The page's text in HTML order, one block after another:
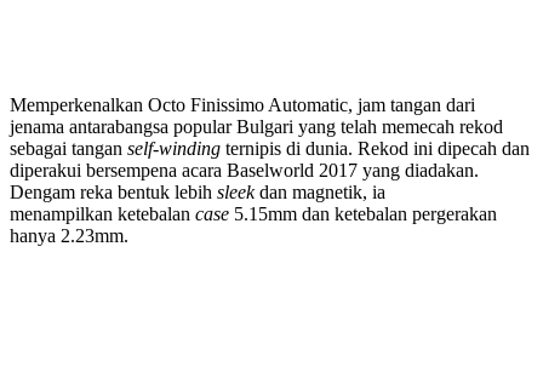
Memperkenalkan Octo Finissimo Automatic, jam tangan dari
jenama antarabangsa popular Bulgari yang telah memecah rekod
sebagai tangan self-winding ternipis di dunia. Rekod ini dipecah dan
diperakui bersempena acara Baselworld 2017 yang diadakan.
Dengam reka bentuk lebih sleekdan magnetik, ia
menampilkan ketebalan case 5.15mm dan ketebalan pergerakan
hanya 2.23mm.